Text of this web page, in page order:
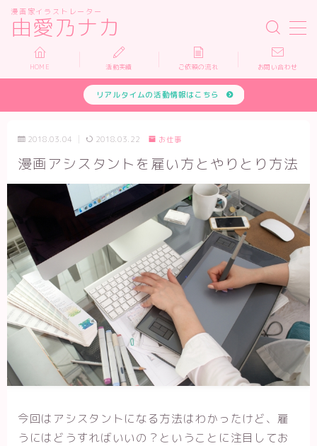
由愛乃ナカ
漫画家イラストレーター
MENU
活動実績
お問い合わせ
HOME 活動実績 ご依頼の流れ お問い合わせ
リアルタイムの活動情報はこちら
2018.03.04 2018.03.22 お仕事
漫画アシスタントを雇い方とやりとり方法
今回はアシスタントになる方法はわかったけど、雇
うにはどうすればいいの？ということに注目してお